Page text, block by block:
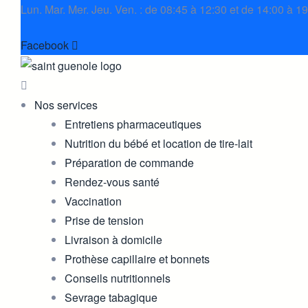
Lun. Mar. Mer. Jeu. Ven. : de 08:45 à 12:30 et de 14:00 à
Facebook
Nos services
Entretiens pharmaceutiques
Nutrition du bébé et location de tire-lait
Préparation de commande
Rendez-vous santé
Vaccination
Prise de tension
Livraison à domicile
Prothèse capillaire et bonnets
Conseils nutritionnels
Sevrage tabagique